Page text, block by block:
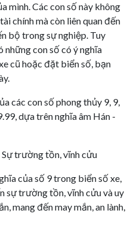
mình. Các con số này không
chính mà còn liên quan đến
bộ trong sự nghiệp. Tuy
những con số có ý nghĩa
cũ hoặc đặt biển số, bạn
các con số phong thủy 9, 9,
dựa trên nghĩa âm Hán -
Sự trường tồn, vĩnh cửu
của số 9 trong biển số xe,
sự trường tồn, vĩnh cửu và uy
mang đến may mắn, an lành,